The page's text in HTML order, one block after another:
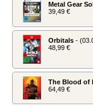
Metal Gear
39,49 €
Orbitals -
48,99 €
The Blood of
64,49 €